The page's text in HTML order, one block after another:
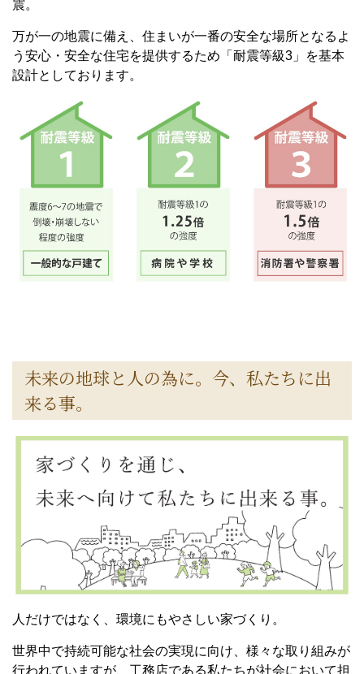
震。
万が一の地震に備え、住まいが一番の安全な場所となるよ
う安心・安全な住宅を提供するため「耐震等級3」を基本
設計としております。
未来の地球と人の為に。今、私たちに出
来る事。
人だけではなく、環境にもやさしい家づくり。
世界中で持続可能な社会の実現に向け、様々な取り組みが
行われていますが、工務店である私たちが社会において担